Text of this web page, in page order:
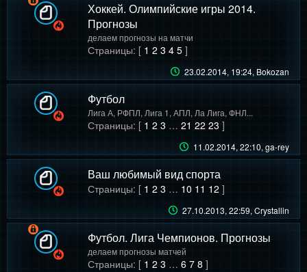
Хоккей. Олимпийские игры 2014.
Прогнозы
делаем прогнозы на матчи
Страницы: [ 1 2 3 4 5]
23.02.2014, 19:24, Bokozan
Футбол
Лига А, РФПЛ, Лига 1, АПЛ, Ла Лига, ФНЛ...
Страницы: [ 1 2 3 … 21 22 23 ]
11.02.2014, 22:10, ga-rey
Ваш любимый вид спорта
Страницы: [ 1 2 3 … 10 11 12 ]
27.10.2013, 22:59, Crystallin
Футбол. Лига Чемпионов. Прогнозы
делаем прогнозы матчей
Страницы: [ 1 2 3 … 6 7 8 ]